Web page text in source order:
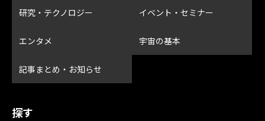
研究・テクノロジー イベント・セミナー
エンタメ 宇宙の基本
記事まとめ・お知らせ
探す